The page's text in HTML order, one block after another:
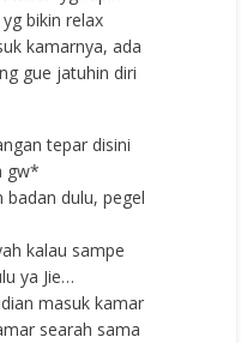
bikin relax
kamarnya, ada
gue jatuhin diri
tepar disini
gw*
dulu, pegel
kalau sampe
ya Jie…
masuk kamar
searah sama